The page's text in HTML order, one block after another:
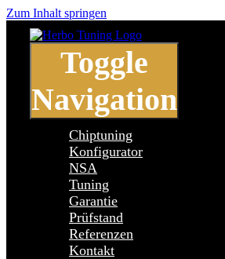
Zum Inhalt springen
Toggle
Navigation
Chiptuning
Konfigurator
NSA
Tuning
Garantie
Prüfstand
Referenzen
Kontakt